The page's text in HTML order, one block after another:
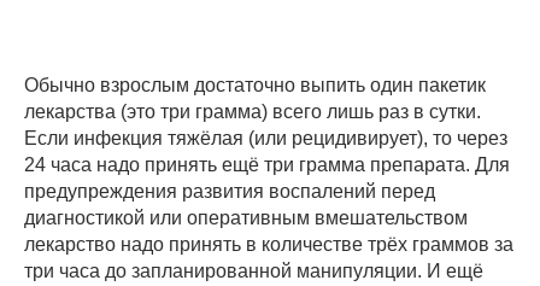
Обычно взрослым достаточно выпить один пакетик
лекарства (это три грамма) всего лишь раз в сутки.
Если инфекция тяжёлая (или рецидивирует), то через
24 часа надо принять ещё три грамма препарата. Для
предупреждения развития воспалений перед
диагностикой или оперативным вмешательством
лекарство надо принять в количестве трёх граммов за
три часа до запланированной манипуляции. И ещё